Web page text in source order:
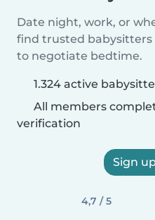
Date night, work, or
find trusted babysitters
to negotiate bedtime.
1.324 active
All members
verification
Sign
4,7 / 5